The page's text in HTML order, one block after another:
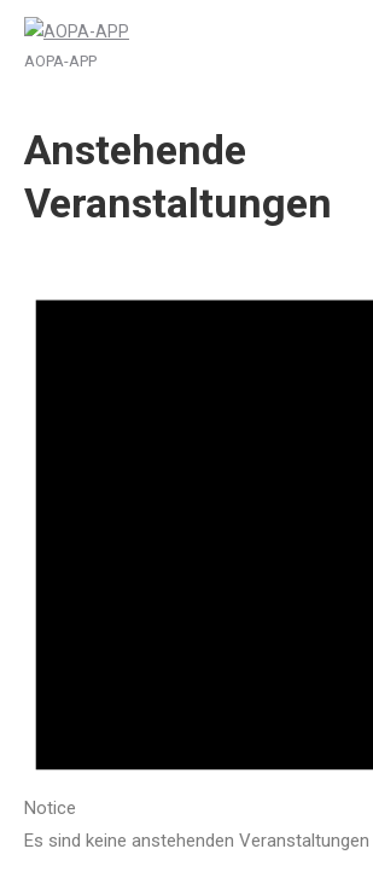
AOPA-APP
Anstehende
Veranstaltungen
Notice
Es sind keine anstehenden Veranstaltungen